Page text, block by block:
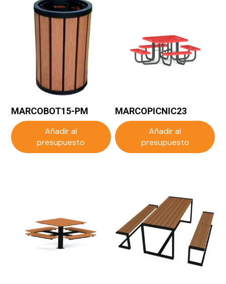
MARCOBOT15-PM
Añadir al
presupuesto
MARCOPICNIC23
Añadir al
presupuesto